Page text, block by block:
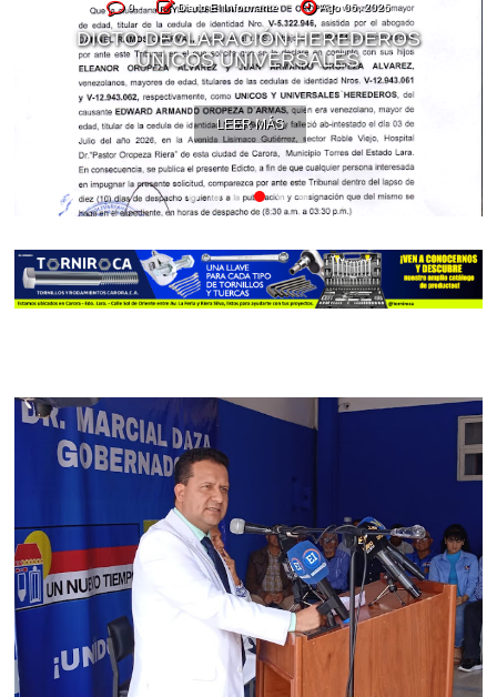
0 Diario El Informante Ago 06, 2026
DICTO DECLARACIÓN HEREDEROS
ÚNICOS UNIVERSALES
LEER MÁS